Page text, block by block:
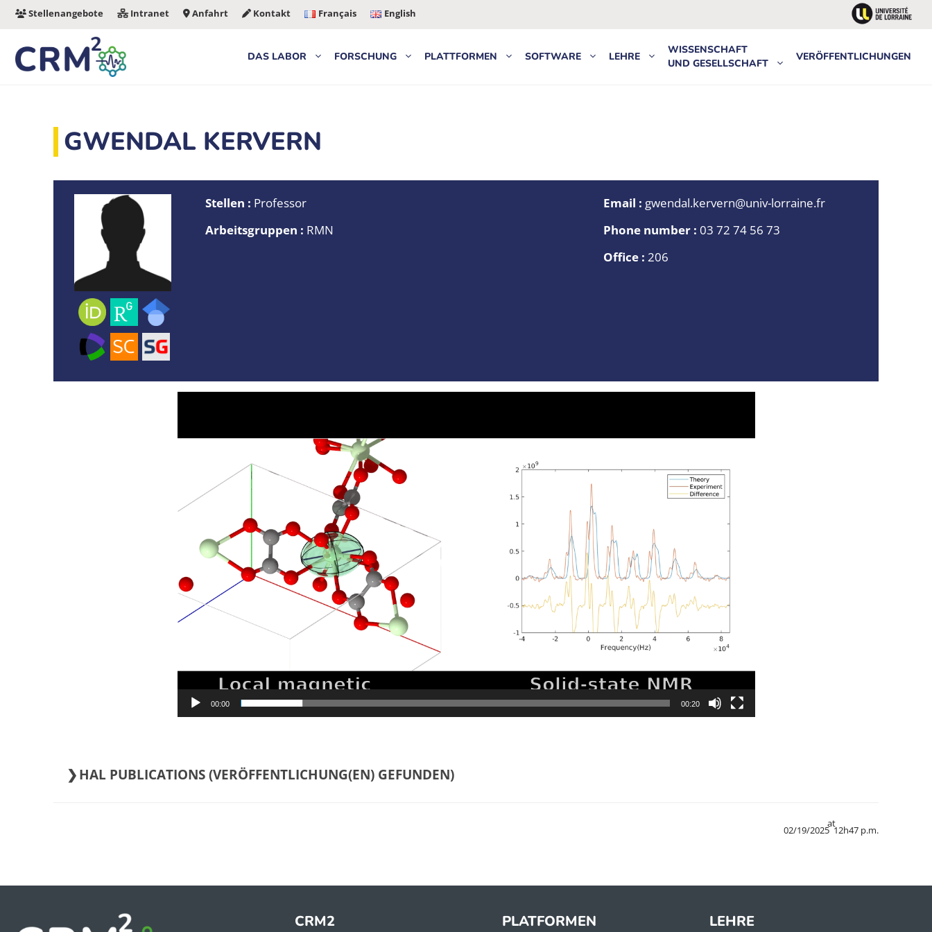
Zum
springen
Stellenangebote Intranet Anfahrt Kontakt Français English
DAS LABOR FORSCHUNG PLATTFORMEN SOFTWARE LEHRE
WISSENSCHAFT
UND GESELLSCHAFT
VERÖFFENTLICHUNGEN
GWENDAL KERVERN
Stellen : Professor
Arbeitsgruppen : RMN
Email : gwendal.kervern@univ-lorraine.fr
Phone number : 03 72 74 56 73
Office : 206
00:00 00:20
HAL PUBLICATIONS ( )
02/19/2025
at
12h47 p.m.
CRM2 PLATFORMEN LEHRE